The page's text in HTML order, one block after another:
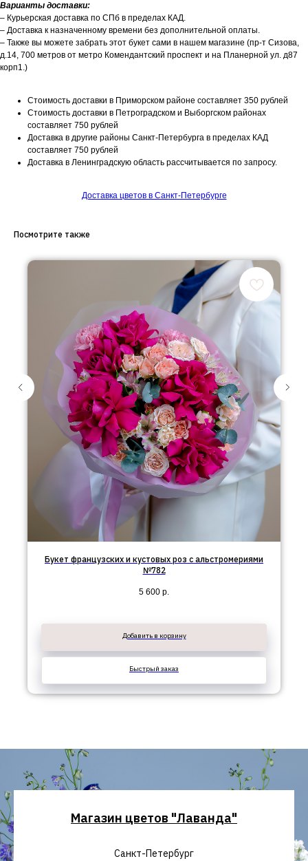
Варианты доставки:
– Курьерская доставка по СПб в пределах КАД.
– Доставка к назначенному времени без дополнительной оплаты.
– Также вы можете забрать этот букет сами в нашем магазине (пр-т Сизова,
д.14, 700 метров от метро Комендантский проспект и на Планерной ул. д87
корп1.)
Стоимость доставки в Приморском районе составляет 350 рублей
Стоимость доставки в Петроградском и Выборгском районах
составляет 750 рублей
Доставка в другие районы Санкт-Петербурга в пределах КАД
составляет 750 рублей
Доставка в Ленинградскую область рассчитывается по запросу.
Доставка цветов в Санкт-Петербурге
Посмотрите также
Букет французских и кустовых роз с альстромериями
№782
5 600 р.
Добавить в корзину
Быстрый заказ
Магазин цветов "Лаванда"
Санкт-Петербург